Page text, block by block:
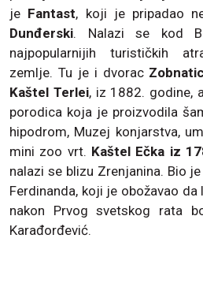
je Fantast, koji je pripadao
Dunđerski. Nalazi se kod
najpopularnijih turističkih
zemlje. Tu je i dvorac
Kaštel Terlei, iz 1882. godine,
porodica koja je proizvodila
hipodrom, Muzej konjarstva,
mini zoo vrt. Kaštel Ečka iz
nalazi se blizu Zrenjanina. Bio
Ferdinanda, koji je obožavao
nakon Prvog svetskog rata
Karađorđević.